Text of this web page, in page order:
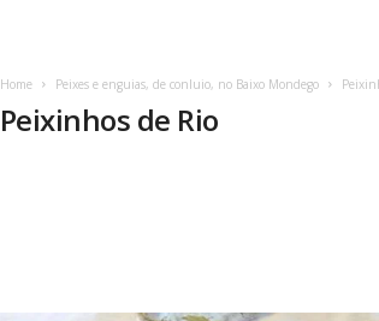
Home Peixes e enguias, de conluio, no Baixo Mondego
Peixinhos de Rio